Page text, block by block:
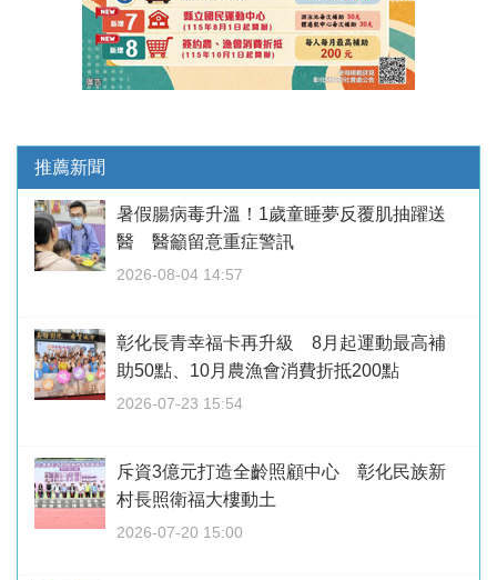
推薦新聞
暑假腸病毒升溫！1歲童睡夢反覆肌抽躍送
醫 醫籲留意重症警訊
2026-08-04 14:57
彰化長青幸福卡再升級 8月起運動最高補
助50點、10月農漁會消費折抵200點
2026-07-23 15:54
斥資3億元打造全齡照顧中心 彰化民族新
村長照衛福大樓動土
2026-07-20 15:00